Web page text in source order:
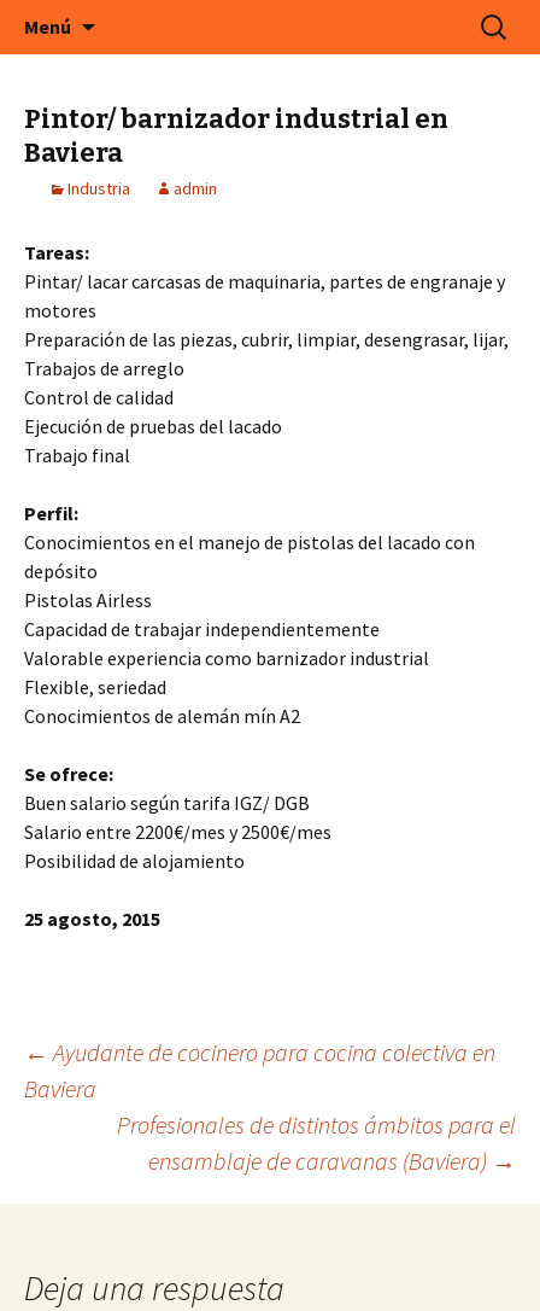
En Cefeco Consulting encontrará ofertas de
trabajo actuales de empresas alemanas
Menú Buscar:
Pintor/ barnizador industrial en
Baviera
Industria admin
Tareas:
Pintar/ lacar carcasas de maquinaria, partes de engranaje y
motores
Preparación de las piezas, cubrir, limpiar, desengrasar, lijar,
Trabajos de arreglo
Control de calidad
Ejecución de pruebas del lacado
Trabajo final
Perfil:
Conocimientos en el manejo de pistolas del lacado con
depósito
Pistolas Airless
Capacidad de trabajar independientemente
Valorable experiencia como barnizador industrial
Flexible, seriedad
Conocimientos de alemán mín A2
Se ofrece:
Buen salario según tarifa IGZ/ DGB
Salario entre 2200€/mes y 2500€/mes
Posibilidad de alojamiento
25 agosto, 2015
Navegación
de
entradas
← Ayudante de cocinero para cocina colectiva en
Baviera
Profesionales de distintos ámbitos para el
ensamblaje de caravanas (Baviera) →
Deja una respuesta